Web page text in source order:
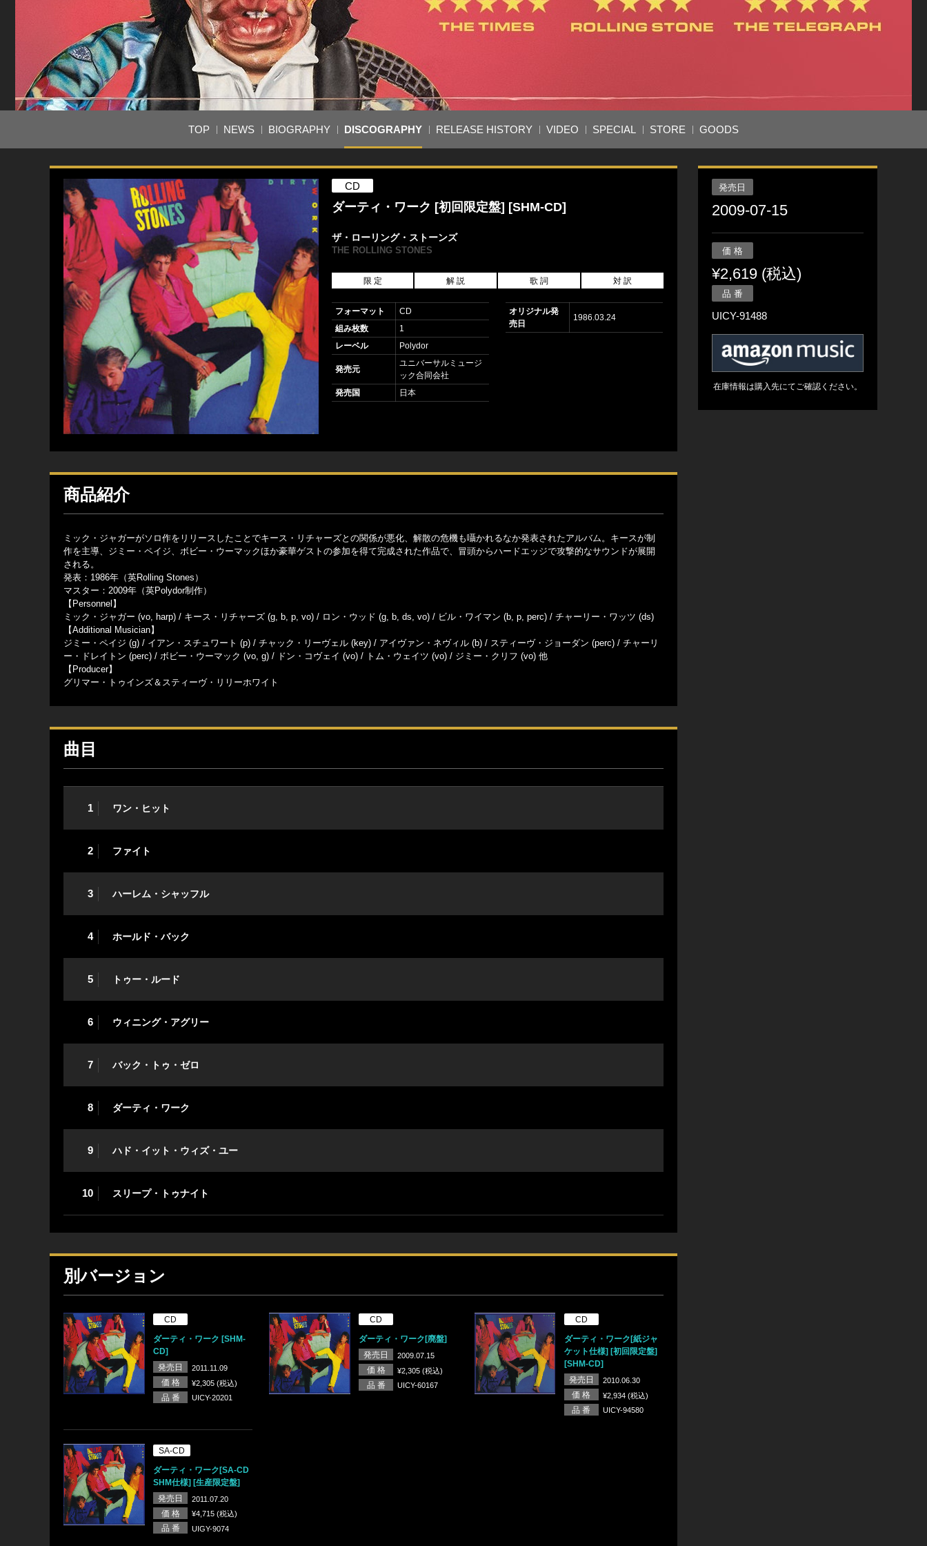
TOP NEWS BIOGRAPHY DISCOGRAPHY RELEASE HISTORY VIDEO SPECIAL STORE GOODS
CD
ダーティ・ワーク [初回限定盤] [SHM-CD]
ザ・ローリング・ストーンズ
THE ROLLING STONES
限 定 解 説 歌 詞 対 訳
フォーマット
CD
組み枚数
1
レーベル
Polydor
発売元
ユニバーサルミュージ
ック合同会社
発売国
日本
オリジナル発
売日
1986.03.24
商品紹介
ミック・ジャガーがソロ作をリリースしたことでキース・リチャーズとの関係が悪化、解散の危機も囁かれるなか発表されたアルバム。キースが制
作を主導、ジミー・ペイジ、ボビー・ウーマックほか豪華ゲストの参加を得て完成された作品で、冒頭からハードエッジで攻撃的なサウンドが展開
される。
発表：1986年（英Rolling Stones）
マスター：2009年（英Polydor制作）
【Personnel】
ミック・ジャガー (vo, harp) / キース・リチャーズ (g, b, p, vo) / ロン・ウッド (g, b, ds, vo) / ビル・ワイマン (b, p, perc) / チャーリー・ワッツ (ds)
【Additional Musician】
ジミー・ペイジ (g) / イアン・スチュワート (p) / チャック・リーヴェル (key) / アイヴァン・ネヴィル (b) / スティーヴ・ジョーダン (perc) / チャーリ
ー・ドレイトン (perc) / ボビー・ウーマック (vo, g) / ドン・コヴェイ (vo) / トム・ウェイツ (vo) / ジミー・クリフ (vo) 他
【Producer】
グリマー・トゥインズ＆スティーヴ・リリーホワイト
曲目
1 ワン・ヒット
2 ファイト
3 ハーレム・シャッフル
4 ホールド・バック
5 トゥー・ルード
6 ウィニング・アグリー
7 バック・トゥ・ゼロ
8 ダーティ・ワーク
9 ハド・イット・ウィズ・ユー
10 スリープ・トゥナイト
別バージョン
CD
ダーティ・ワーク [SHM-
CD]
発売日
2011.11.09
価 格 ¥2,305 (税込)
品 番 UICY-20201
CD
ダーティ・ワーク[廃盤]
発売日
2009.07.15
価 格 ¥2,305 (税込)
品 番 UICY-60167
CD
ダーティ・ワーク[紙ジャ
ケット仕様] [初回限定盤]
[SHM-CD]
発売日
2010.06.30
価 格 ¥2,934 (税込)
品 番 UICY-94580
SA-CD
ダーティ・ワーク[SA-CD
SHM仕様] [生産限定盤]
発売日
2011.07.20
価 格 ¥4,715 (税込)
品 番 UIGY-9074
発売日
2009-07-15
価 格
¥2,619 (税込)
品 番
UICY-91488
在庫情報は購入先にてご確認ください。